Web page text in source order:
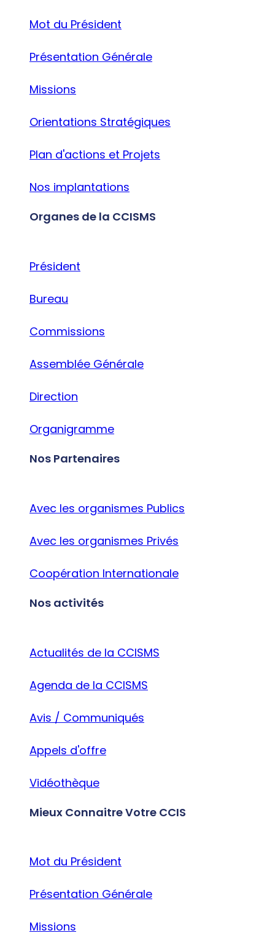
Mot du Président
Présentation Générale
Missions
Orientations Stratégiques
Plan d'actions et Projets
Nos implantations
Organes de la CCISMS
Président
Bureau
Commissions
Assemblée Générale
Direction
Organigramme
Nos Partenaires
Avec les organismes Publics
Avec les organismes Privés
Coopération Internationale
Nos activités
Actualités de la CCISMS
Agenda de la CCISMS
Avis / Communiqués
Appels d'offre
Vidéothèque
Mieux Connaitre Votre CCIS
Mot du Président
Présentation Générale
Missions